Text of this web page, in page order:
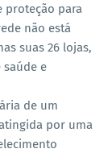
proteção para
não está
suas 26 lojas,
saúde e
de um
por uma